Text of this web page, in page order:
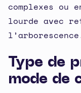
complexes ou
lourde avec
Type de
mode de